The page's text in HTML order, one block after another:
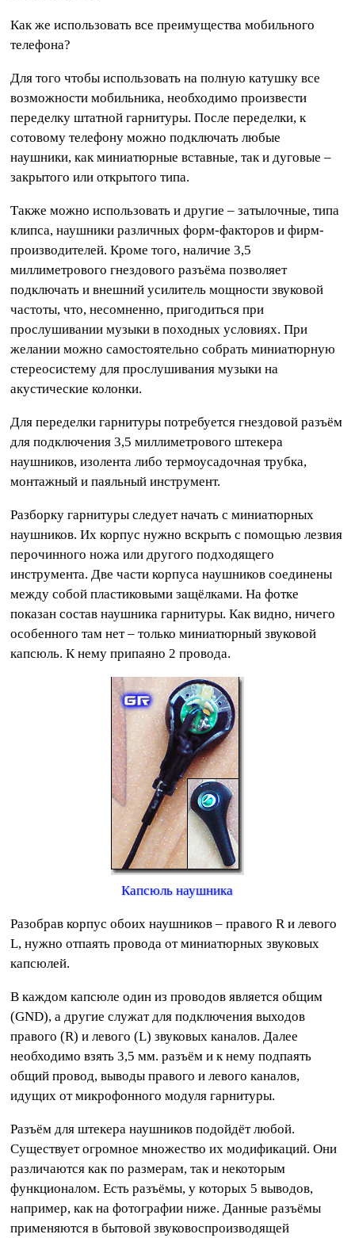
Как же использовать все преимущества мобильного
телефона?
Для того чтобы использовать на полную катушку все
возможности мобильника, необходимо произвести
переделку штатной гарнитуры. После переделки, к
сотовому телефону можно подключать любые
наушники, как миниатюрные вставные, так и дуговые –
закрытого или открытого типа.
Также можно использовать и другие – затылочные, типа
клипса, наушники различных форм-факторов и фирм-
производителей. Кроме того, наличие 3,5
миллиметрового гнездового разъёма позволяет
подключать и внешний усилитель мощности звуковой
частоты, что, несомненно, пригодиться при
прослушивании музыки в походных условиях. При
желании можно самостоятельно собрать миниатюрную
стереосистему для прослушивания музыки на
акустические колонки.
Для переделки гарнитуры потребуется гнездовой разъём
для подключения 3,5 миллиметрового штекера
наушников, изолента либо термоусадочная трубка,
монтажный и паяльный инструмент.
Разборку гарнитуры следует начать с миниатюрных
наушников. Их корпус нужно вскрыть с помощью лезвия
перочинного ножа или другого подходящего
инструмента. Две части корпуса наушников соединены
между собой пластиковыми защёлками. На фотке
показан состав наушника гарнитуры. Как видно, ничего
особенного там нет – только миниатюрный звуковой
капсюль. К нему припаяно 2 провода.
Капсюль наушника
Разобрав корпус обоих наушников – правого R и левого
L, нужно отпаять провода от миниатюрных звуковых
капсюлей.
В каждом капсюле один из проводов является общим
(GND), а другие служат для подключения выходов
правого (R) и левого (L) звуковых каналов. Далее
необходимо взять 3,5 мм. разъём и к нему подпаять
общий провод, выводы правого и левого каналов,
идущих от микрофонного модуля гарнитуры.
Разъём для штекера наушников подойдёт любой.
Существует огромное множество их модификаций. Они
различаются как по размерам, так и некоторым
функционалом. Есть разъёмы, у которых 5 выводов,
например, как на фотографии ниже. Данные разъёмы
применяются в бытовой звуковоспроизводящей